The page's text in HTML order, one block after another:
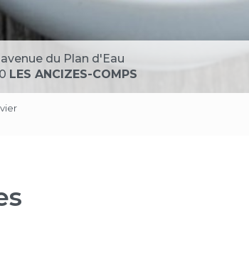
du Plan d'Eau
LES ANCIZES-COMPS